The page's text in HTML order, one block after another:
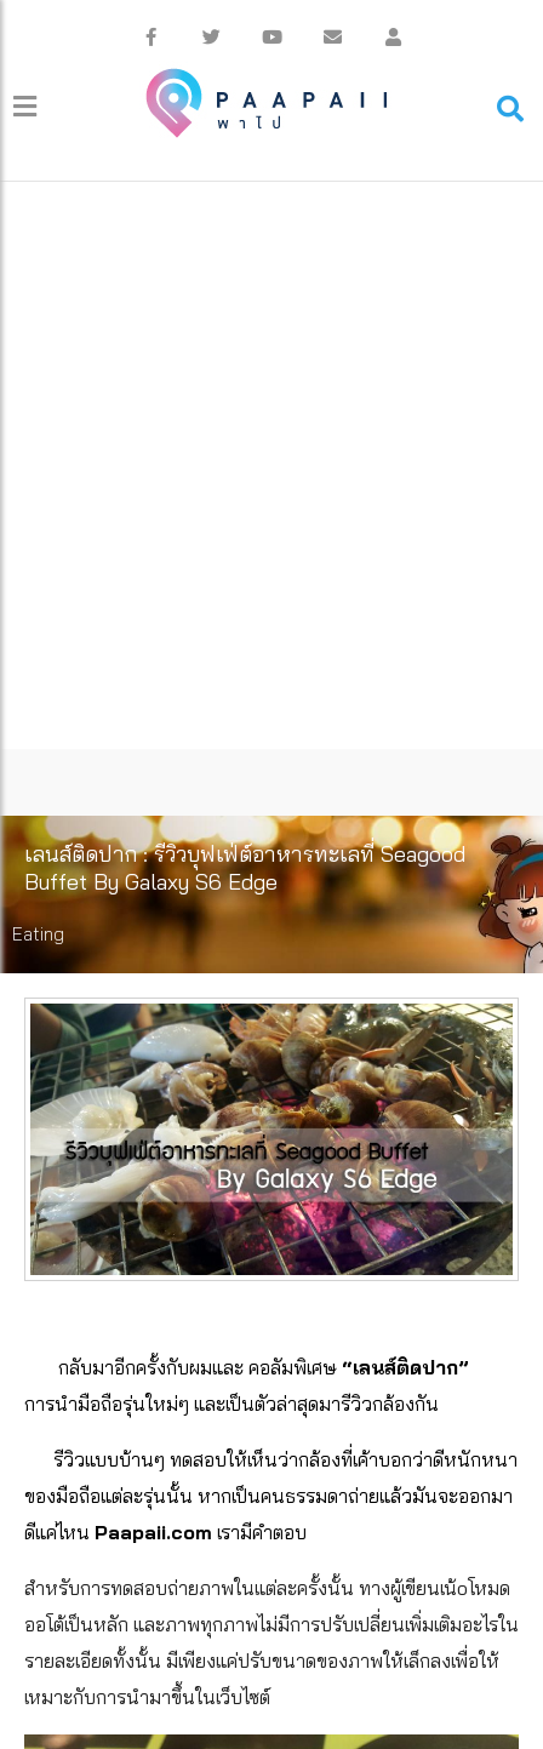
เลนส์ติดปาก : รีวิวบุฟเฟ่ต์อาหารทะเลที่ Seagood
Buffet By Galaxy S6 Edge
Eating
กลับมาอีกครั้งกับผมและ คอลัมพิเศษ “เลนส์ติดปาก”
การนำมือถือรุ่นใหม่ๆ และเป็นตัวล่าสุดมารีวิวกล้องกัน
รีวิวแบบบ้านๆ ทดสอบให้เห็นว่ากล้องที่เค้าบอกว่าดีหนักหนา
ของมือถือแต่ละรุ่นนั้น หากเป็นคนธรรมดาถ่ายแล้วมันจะออกมา
ดีแค่ไหน Paapaii.com เรามีคำตอบ
สำหรับการทดสอบถ่ายภาพในแต่ละครั้งนั้น ทางผู้เขียนเน้oโหมด
ออโต้เป็นหลัก และภาพทุกภาพไม่มีการปรับเปลี่ยนเพิ่มเติมอะไรใน
รายละเอียดทั้งนั้น มีเพียงแค่ปรับขนาดของภาพให้เล็กลงเพื่อให้
เหมาะกับการนำมาขึ้นในเว็บไซต์